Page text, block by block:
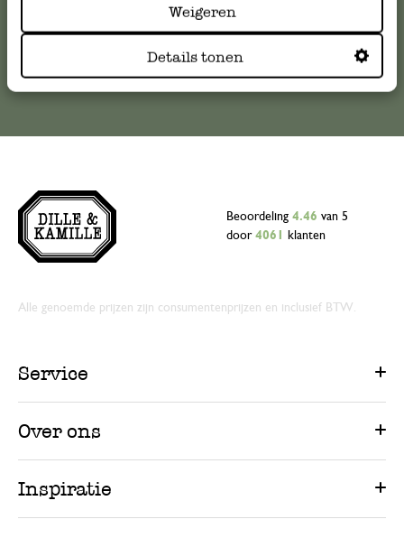
Weigeren
Details tonen
Online Klantenservice
Beoordeling 4.46 van 5
door 4061 klanten
Alle genoemde prijzen zijn consumentenprijzen en inclusief BTW.
Service
Over ons
Inspiratie